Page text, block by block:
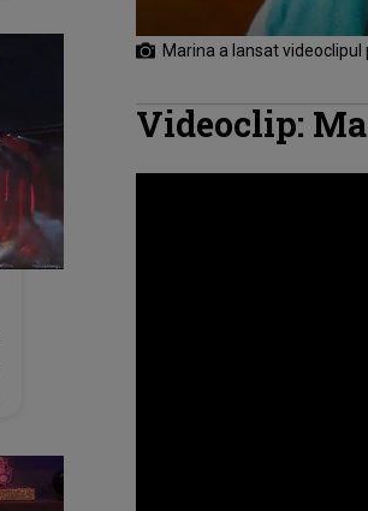
Marina a lansat videoclipul
Videoclip: